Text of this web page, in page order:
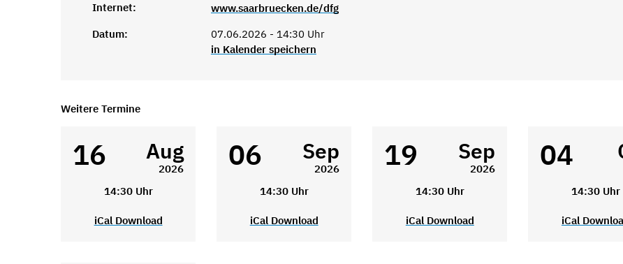
Internet:
www.saarbruecken.de/dfg
Datum:
07.06.2026 - 14:30 Uhr
in Kalender speichern
Weitere Termine
16 Aug
2026
14:30 Uhr
iCal Download
06 Sep
2026
14:30 Uhr
iCal Download
19 Sep
2026
14:30 Uhr
iCal Download
04
14:30 Uhr
iCal